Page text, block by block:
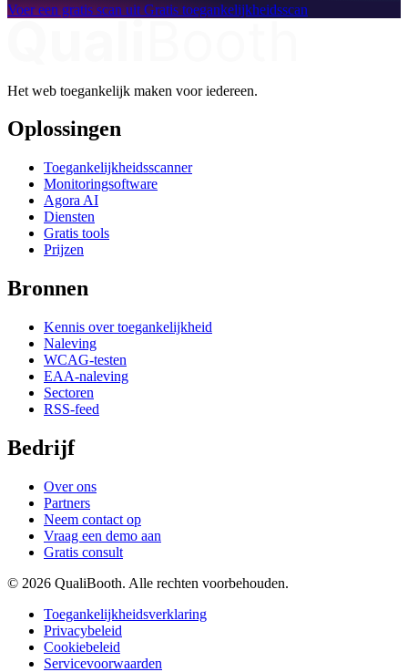
Voer een gratis scan uit Gratis toegankelijkheidsscan
Het web toegankelijk maken voor iedereen.
Oplossingen
Toegankelijkheidsscanner
Monitoringsoftware
Agora AI
Diensten
Gratis tools
Prijzen
Bronnen
Kennis over toegankelijkheid
Naleving
WCAG-testen
EAA-naleving
Sectoren
RSS-feed
Bedrijf
Over ons
Partners
Neem contact op
Vraag een demo aan
Gratis consult
© 2026 QualiBooth. Alle rechten voorbehouden.
Toegankelijkheidsverklaring
Privacybeleid
Cookiebeleid
Servicevoorwaarden